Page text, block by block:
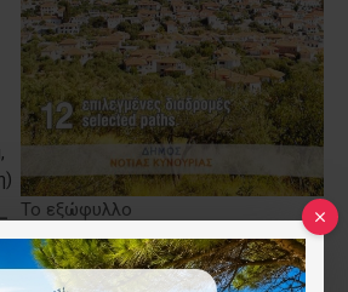
Το εξώφυλλο
+400μ/-75μ, 3.30’, μέτρια